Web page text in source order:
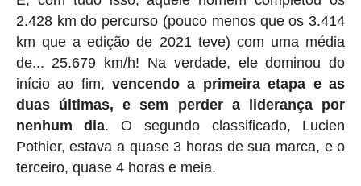
2.428 km do percurso (pouco menos que os 3.414
km que a edição de 2021 teve) com uma média
de... 25.679 km/h! Na verdade, ele dominou do
início ao fim,vencendo a primeira etapa e as
duas últimas, e sem perder a liderança por
nenhum dia. O segundo classificado, Lucien
Pothier, estava a quase 3 horas de sua marca, e o
terceiro, quase 4 horas e meia.